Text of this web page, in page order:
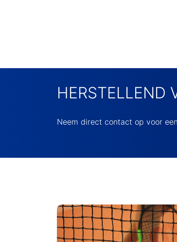
HERSTELLEND
Neem direct contact op voor